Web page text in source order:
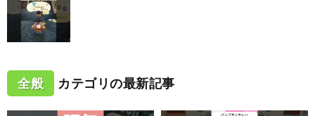
全般 カテゴリの最新記事